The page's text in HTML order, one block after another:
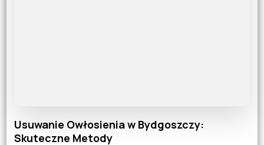
Usuwanie Owłosienia w Bydgoszczy:
Skuteczne Metody